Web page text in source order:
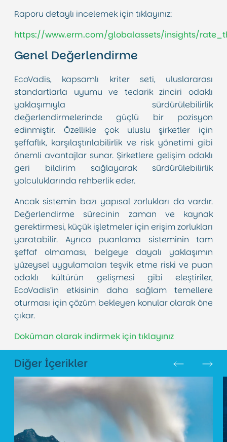
Raporu detaylı incelemek için tıklayınız:
https://www.erm.com/globalassets/insights/
Genel Değerlendirme
EcoVadis, kapsamlı kriter seti, uluslararası
standartlarla uyumu ve tedarik zinciri odaklı
yaklaşımıyla sürdürülebilirlik
değerlendirmelerinde güçlü bir pozisyon
edinmiştir. Özellikle çok uluslu şirketler için
şeffaflık, karşılaştırılabilirlik ve risk yönetimi gibi
önemli avantajlar sunar. Şirketlere gelişim odaklı
geri bildirim sağlayarak sürdürülebilirlik
yolculuklarında rehberlik eder.
Ancak sistemin bazı yapısal zorlukları da vardır.
Değerlendirme sürecinin zaman ve kaynak
gerektirmesi, küçük işletmeler için erişim zorlukları
yaratabilir. Ayrıca puanlama sisteminin tam
şeffaf olmaması, belgeye dayalı yaklaşımın
yüzeysel uygulamaları teşvik etme riski ve puan
odaklı kültürün gelişmesi gibi eleştiriler,
EcoVadis’in etkisinin daha sağlam temellere
oturması için çözüm bekleyen konular olarak öne
çıkar.
Doküman olarak indirmek için tıklayınız
Diğer İçerikler